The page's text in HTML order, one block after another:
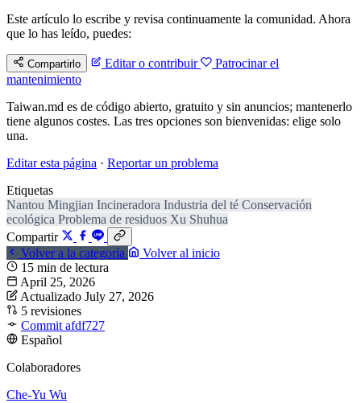
Este artículo lo escribe y revisa continuamente la comunidad. Ahora
que lo has leído, puedes:
Compartirlo Editar o contribuir
Patrocinar el
mantenimiento
Taiwan.md es de código abierto, gratuito y sin anuncios; mantenerlo
tiene algunos costes. Las tres opciones son bienvenidas: elige solo
una.
Editar esta página · Reportar un problema
Etiquetas
Nantou Mingjian Incineradora Industria del té Conservación
ecológica Problema de residuos Xu Shuhua
Compartir
Volver a la categoría
Volver al inicio
15 min de lectura
April 25, 2026
Actualizado July 27, 2026
5 revisiones
Commit afdf727
Español
Colaboradores
Che-Yu Wu